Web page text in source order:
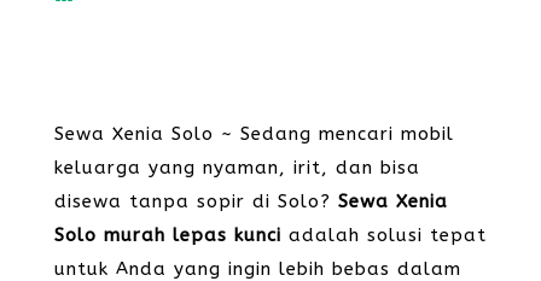
Sewa Xenia Solo ~ Sedang mencari mobil
keluarga yang nyaman, irit, dan bisa
disewa tanpa sopir di Solo? Sewa Xenia
Solo murah lepas kunci adalah solusi tepat
untuk Anda yang ingin lebih bebas dalam